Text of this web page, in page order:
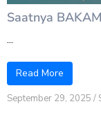
Saatnya
...
Read More
September 29, 2025 /